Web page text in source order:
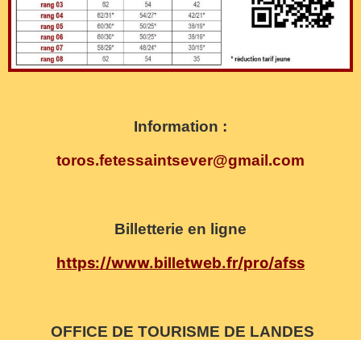
Information :
toros.fetessaintsever@gmail.com
Billetterie en ligne
https://www.billetweb.fr/pro/afss
OFFICE DE TOURISME DE LANDES